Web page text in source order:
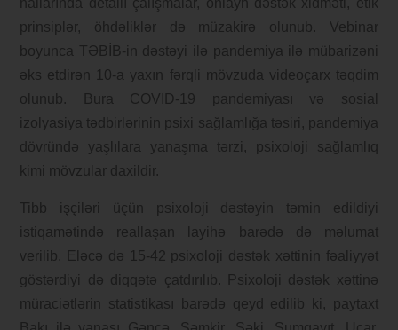
prinsiplər, öhdəliklər də müzakirə olunub. Vebinar
boyunca TƏBİB-in dəstəyi ilə pandemiya ilə mübarizəni
əks etdirən 10-a yaxın fərqli mövzuda videoçarx təqdim
olunub. Bura COVID-19 pandemiyası və sosial
izolyasiya tədbirlərinin psixi sağlamlığa təsiri, pandemiya
dövründə yaşlılara yanaşma tərzi, psixoloji sağlamlıq
kimi mövzular daxildir.
Tibb işçiləri üçün psixoloji dəstəyin təmin edildiyi
istiqamətində reallaşan layihə barədə də məlumat
verilib. Eləcə də 15-42 psixoloji dəstək xəttinin fəaliyyət
göstərdiyi də diqqətə çatdırılıb. Psixoloji dəstək xəttinə
müraciətlərin statistikası barədə qeyd edilib ki, paytaxt